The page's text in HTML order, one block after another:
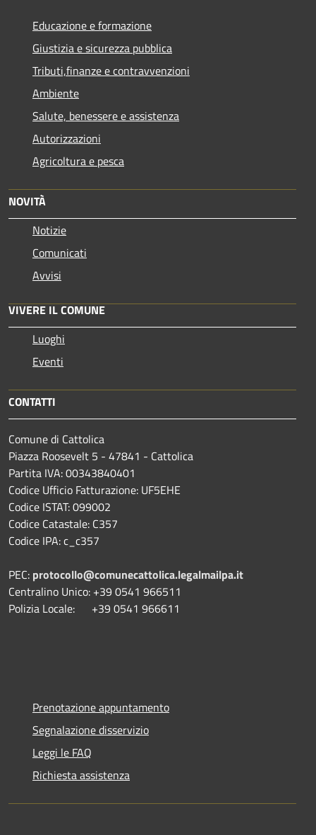
Educazione e formazione
Giustizia e sicurezza pubblica
Tributi,finanze e contravvenzioni
Ambiente
Salute, benessere e assistenza
Autorizzazioni
Agricoltura e pesca
NOVITÀ
Notizie
Comunicati
Avvisi
VIVERE IL COMUNE
Luoghi
Eventi
CONTATTI
Comune di Cattolica
Piazza Roosevelt 5 - 47841 - Cattolica
Partita IVA: 00343840401
Codice Ufficio Fatturazione: UF5EHE
Codice ISTAT: 099002
Codice Catastale: C357
Codice IPA: c_c357
PEC: protocollo@comunecattolica.legalmailpa.it
Centralino Unico: +39 0541 966511
Polizia Locale: +39 0541 966611
Prenotazione appuntamento
Segnalazione disservizio
Leggi le FAQ
Richiesta assistenza